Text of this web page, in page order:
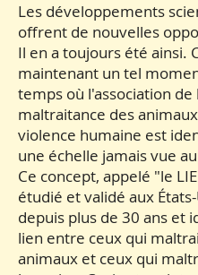
Les développements
offrent de nouvelles
Il en a toujours été ainsi.
maintenant un tel
temps où l'association de
maltraitance des
violence humaine est
une échelle jamais vue
Ce concept, appelé "le
étudié et validé aux
depuis plus de 30 ans et
lien entre ceux qui
animaux et ceux qui